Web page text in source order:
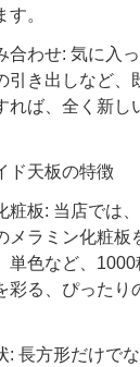
。
合わせ: 気に入
引き出しなど、
れば、全く新し
ド天板の特徴
粧板: 当店では
メラミン化粧板
単色など、
彩る、ぴったり
: 長方形だけで